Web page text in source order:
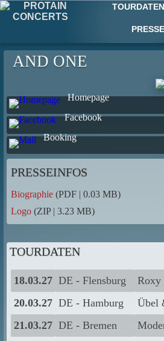
TOURDATEN
PRESSE
AND ONE
Homepage
Facebook
Booking
PRESSEINFOS
Biographie (PDF | 0.03 MB)
Logo (ZIP | 3.23 MB)
TOURDATEN
18.03.27 DE - Flensburg Roxy
20.03.27 DE - Hamburg Übel
21.03.27 DE - Bremen